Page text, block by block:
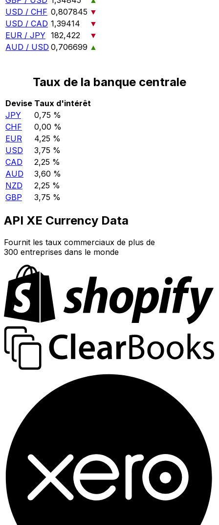
USD / CHF 0,807845 ▼
USD / CAD 1,39414
▼
EUR / JPY 182,422
▼
AUD / USD 0,706699 ▲
Taux de la banque centrale
Devise Taux d'intérêt
JPY
0,75 %
CHF
0,00 %
EUR
4,25 %
USD
3,75 %
CAD
2,25 %
AUD
3,60 %
NZD
2,25 %
GBP
3,75 %
API XE Currency Data
Fournit les taux commerciaux de plus de
300 entreprises dans le monde